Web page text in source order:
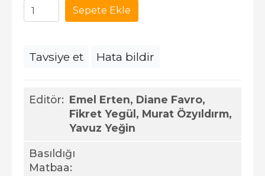
Editör: Emel Erten, Diane Favro,
Fikret Yegül, Murat Özyıldırm,
Yavuz Yeğin
Basıldığı
Matbaa:
Sepete Ekle
Tavsiye et Hata bildir